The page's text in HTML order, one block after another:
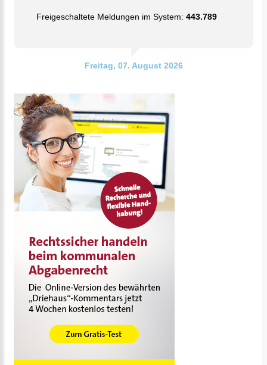
Freigeschaltete Meldungen im System: 443.789
Freitag, 07. August 2026